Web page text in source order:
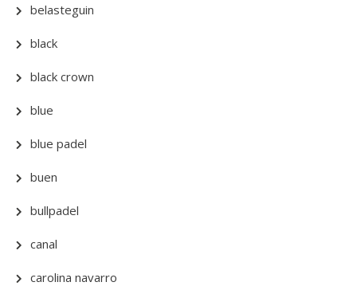
belasteguin
black
black crown
blue
blue padel
buen
bullpadel
canal
carolina navarro